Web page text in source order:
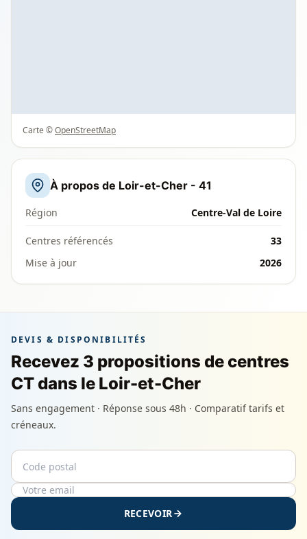
Carte ©OpenStreetMap
À propos de Loir-et-Cher - 41
Région Centre-Val de Loire
Centres référencés
33
Mise à jour
2026
DEVIS & DISPONIBILITÉS
Recevez 3 propositions de centres
CT dans le Loir-et-Cher
Sans engagement · Réponse sous 48h · Comparatif tarifs et
créneaux.
Code postal
Email
RECEVOIR